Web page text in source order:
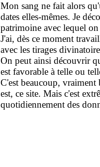
Mon sang ne fait alors
dates elles-mêmes. Je
patrimoine avec lequel
J'ai, dès ce moment
avec les tirages
On peut ainsi découvrir
est favorable à telle ou
C'est beaucoup,
est, ce site. Mais c'est
quotidiennement des